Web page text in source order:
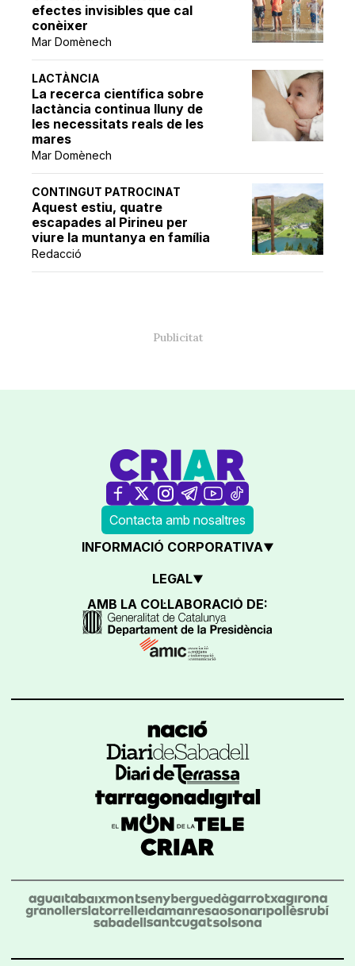
efectes invisibles que cal
conèixer
Mar Domènech
LACTÀNCIA
La recerca científica sobre
lactància continua lluny de
les necessitats reals de les
mares
Mar Domènech
CONTINGUT PATROCINAT
Aquest estiu, quatre
escapades al Pirineu per
viure la muntanya en família
Redacció
Contacta amb nosaltres
INFORMACIÓ CORPORATIVA
LEGAL
AMB LA COL·LABORACIÓ DE: